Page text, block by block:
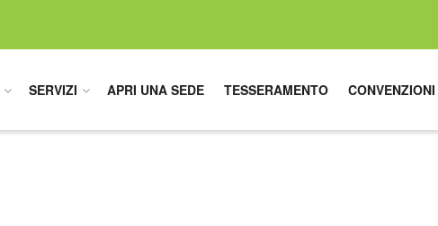
SERVIZI APRI UNA SEDE TESSERAMENTO CONVENZIONI